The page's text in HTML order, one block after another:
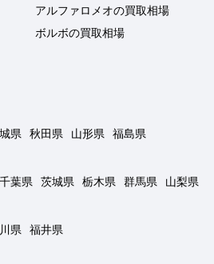
アルファロメオの買取相場
ボルボの買取相場
県 秋田県 山形県
福島県
千葉県 茨城県 栃木県 群馬県
山梨県
県
福井県